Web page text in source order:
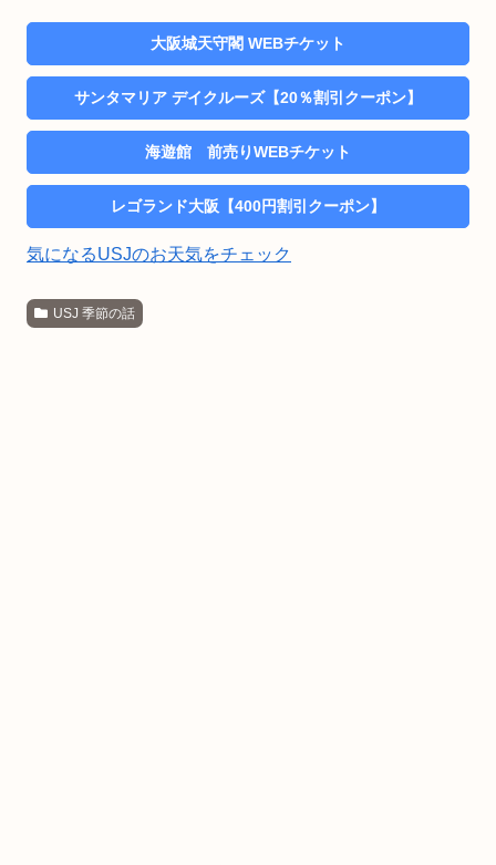
大阪城天守閣 WEBチケット
サンタマリア デイクルーズ【20％割引クーポン】
海遊館 前売りWEBチケット
レゴランド大阪【400円割引クーポン】
気になるUSJのお天気をチェック
USJ 季節の話